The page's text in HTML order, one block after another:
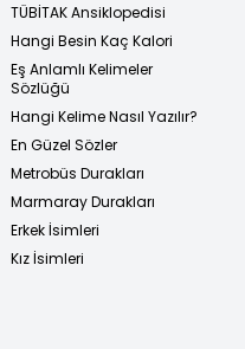
TÜBİTAK Ansiklopedisi
Hangi Besin Kaç Kalori
Eş Anlamlı Kelimeler
Sözlüğü
Hangi Kelime Nasıl Yazılır?
En Güzel Sözler
Metrobüs Durakları
Marmaray Durakları
Erkek İsimleri
Kız İsimleri